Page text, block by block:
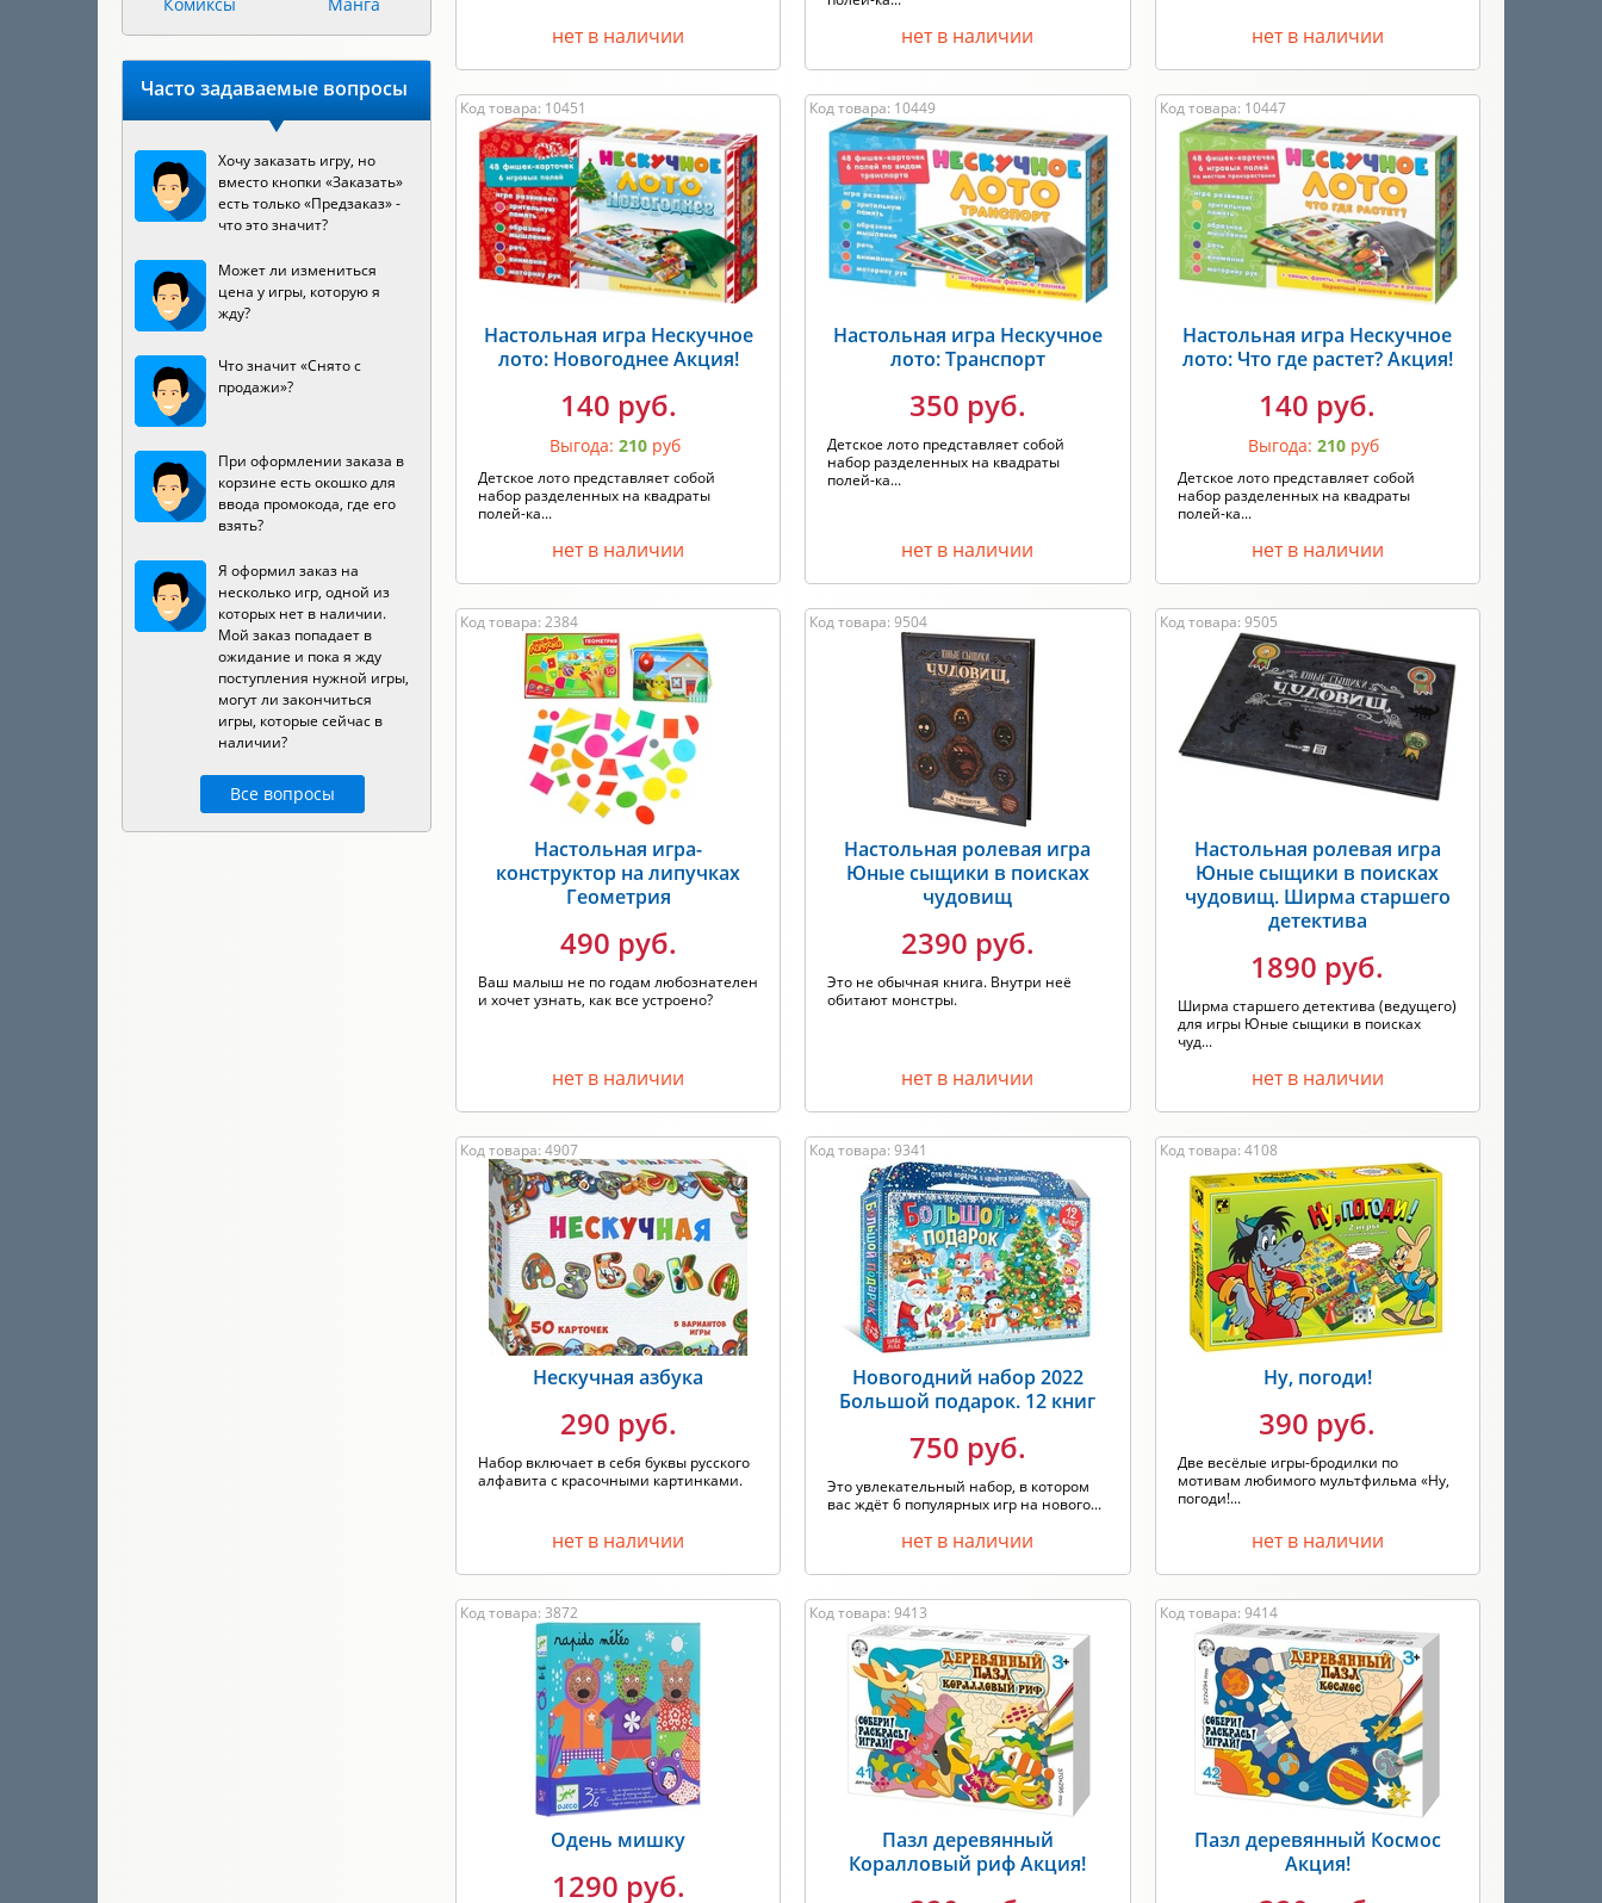
нет в наличии нет в наличии нет в наличии
Код товара: 10451
Настольная игра Нескучное
лото: Новогоднее Акция!
140 руб.
Выгода: 210руб
Детское лото представляет собой
набор разделенных на квадраты
полей-ка...
нет в наличии
Код товара: 10449
Настольная игра Нескучное
лото: Транспорт
350 руб.
Детское лото представляет собой
набор разделенных на квадраты
полей-ка...
нет в наличии
Код товара: 10447
Настольная игра Нескучное
лото: Что где растет? Акция!
140 руб.
Выгода:210 руб
Детское лото представляет собой
набор разделенных на квадраты
полей-ка...
нет в наличии
Код товара: 2384
Настольная игра-
конструктор на липучках
Геометрия
490 руб.
Ваш малыш не по годам любознателен
и хочет узнать, как все устроено?
нет в наличии
Код товара: 9504
Настольная ролевая игра
Юные сыщики в поисках
чудовищ
2390 руб.
Это не обычная книга. Внутри неё
обитают монстры.
нет в наличии
Код товара: 9505
Настольная ролевая игра
Юные сыщики в поисках
чудовищ. Ширма старшего
детектива
1890 руб.
Ширма старшего детектива (ведущего)
для игры Юные сыщики в поисках
чуд...
нет в наличии
Код товара: 4907
Нескучная азбука
290 руб.
Набор включает в себя буквы русского
алфавита с красочными картинками.
нет в наличии
Код товара: 9341
Новогодний набор 2022
Большой подарок. 12 книг
750 руб.
Это увлекательный набор, в котором
вас ждёт 6 популярных игр на нового...
нет в наличии
Код товара: 4108
Ну, погоди!
390 руб.
Две весёлые игры-бродилки по
мотивам любимого мультфильма «Ну,
погоди!...
нет в наличии
Код товара: 3872
Одень мишку
1290 руб.
Код товара: 9413
Пазл деревянный
Коралловый риф Акция!
Код товара: 9414
Пазл деревянный Космос
Акция!
Часто задаваемые вопросы
Хочу заказать игру, но
вместо кнопки «Заказать»
есть только «Предзаказ» -
что это значит?
Может ли измениться
цена у игры, которую я
жду?
Что значит «Снято с
продажи»?
При оформлении заказа в
корзине есть окошко для
ввода промокода, где его
взять?
Я оформил заказ на
несколько игр, одной из
которых нет в наличии.
Мой заказ попадает в
ожидание и пока я жду
поступления нужной игры,
могут ли закончиться
игры, которые сейчас в
наличии?
Все вопросы